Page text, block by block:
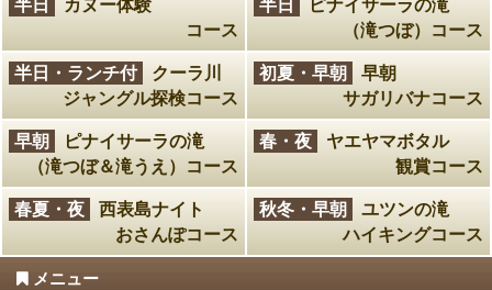
半日
カヌー体験
コース
半日
ピナイサーラの滝
（滝つぼ）コース
半日・ランチ付
クーラ川
ジャングル探検コース
初夏・早朝
早朝
サガリバナコース
早朝
ピナイサーラの滝
（滝つぼ＆滝うえ）コース
春・夜
ヤエヤマボタル
観賞コース
春夏・夜
西表島ナイト
おさんぽコース
秋冬・早朝
ユツンの滝
ハイキングコース
メニュー